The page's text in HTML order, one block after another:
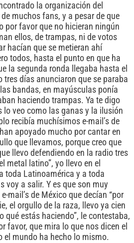
la organización del
muchos fans, y a pesar de que
por favor que no hicieran ningún
ellos, de trampas, ni de votos
hacían que se metieran ahí
todos, hasta el punto en que ha
la segunda ronda llegaba hasta el
tres días anunciaron que se paraba
bandas, en mayúsculas ponía
haciendo trampas. Ya te digo
lo veo como las ganas y la ilusión
recibía muchísimos e-mail’s de
apoyado mucho por cantar en
que llevamos, porque creo que
llevo defendiendo en la radio tres
metal latino”, yo llevo en el
toda Latinoamérica y a toda
voy a salir. Y es que son muy
mail’s de México que decían “por
el orgullo de la raza, llevo ya cien
qué estás haciendo”, le contestaba,
favor, que mira lo que nos dicen el
el mundo ha hecho lo mismo.